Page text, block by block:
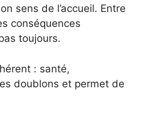
sens de l’accueil. Entre
conséquences
toujours.
: santé,
doublons et permet de